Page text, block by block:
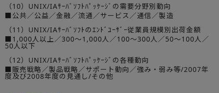
（10）UNIX/IAｻｰﾊﾞｿﾌﾄﾊﾟｯｹｰｼﾞの需要分野別動向
■公共／公益／金融／流通／サービス／通信／製造
（11）UNIX/IAｻｰﾊﾞｿﾌﾄのｴﾝﾄﾞﾕｰｻﾞｰ従業員規模別出荷金額
■1,000人以上／300～1,000人／100～300人／50～100人／
50人以下
（12）UNIX/IAｻｰﾊﾞｿﾌﾄﾊﾟｯｹｰｼﾞの各種動向
■販売戦略／製品戦略／サポート動向／強み・弱み等/2007年
度及び2008年度の見通し/その他